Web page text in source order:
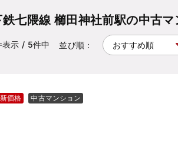
七隈線 櫛田神社前駅の中古
表示 / 5件中 並び順：
新価格 中古マンション